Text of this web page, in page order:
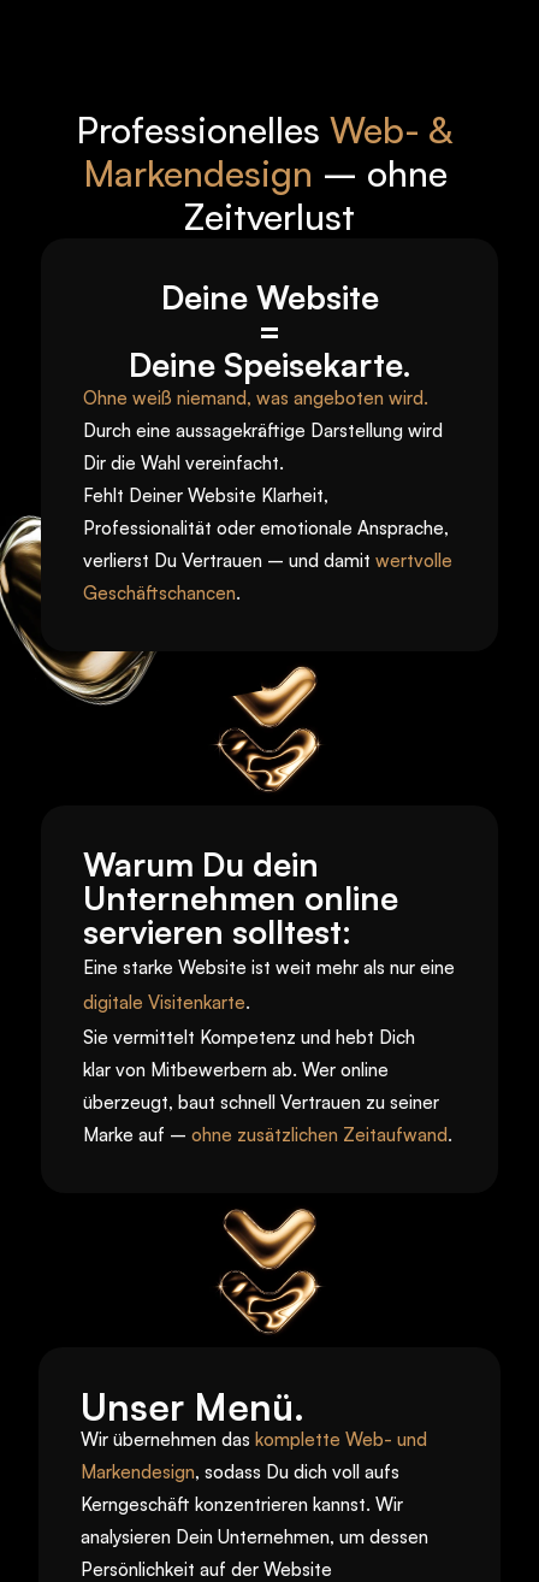
Professionelles Web- &
Markendesign – ohne
Zeitverlust
Deine Website
=
Deine Speisekarte.
Durch eine aussagekräftige Darstellung wird
Dir die Wahl vereinfacht.
Fehlt Deiner Website Klarheit,
Professionalität oder emotionale Ansprache,
verlierst Du Vertrauen – und damit wertvolle
Geschäftschancen.
Warum Du dein
Unternehmen online
servieren solltest:
Eine starke Website ist weit mehr als nur eine
digitale Visitenkarte.
Sie vermittelt Kompetenz und hebt Dich
klar von Mitbewerbern ab. Wer online
überzeugt, baut schnell Vertrauen zu seiner
Marke auf – ohne zusätzlichen Zeitaufwand.
Unser Menü.
Wir übernehmen das komplette Web- und
Markendesign, sodass Du dich voll aufs
Kerngeschäft konzentrieren kannst. Wir
analysieren Dein Unternehmen, um dessen
Persönlichkeit auf der Website